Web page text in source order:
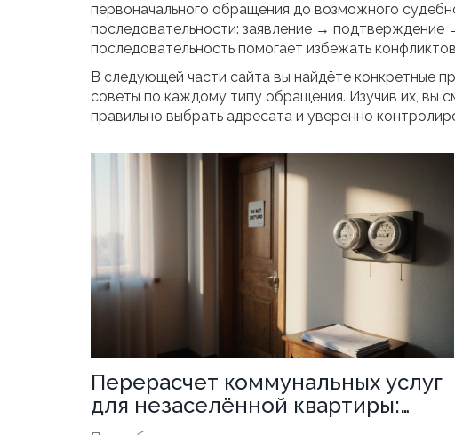
первоначального обращения до возможного
последовательности: заявление →
последовательность помогает избежать
В следующей части сайта вы найдёте конкретные
советы по каждому типу обращения. Изучив их, вы
правильно выбрать адресата и уверенно
Перерасчет коммунальных услуг
для незаселённой квартиры:
пошаговое руководство